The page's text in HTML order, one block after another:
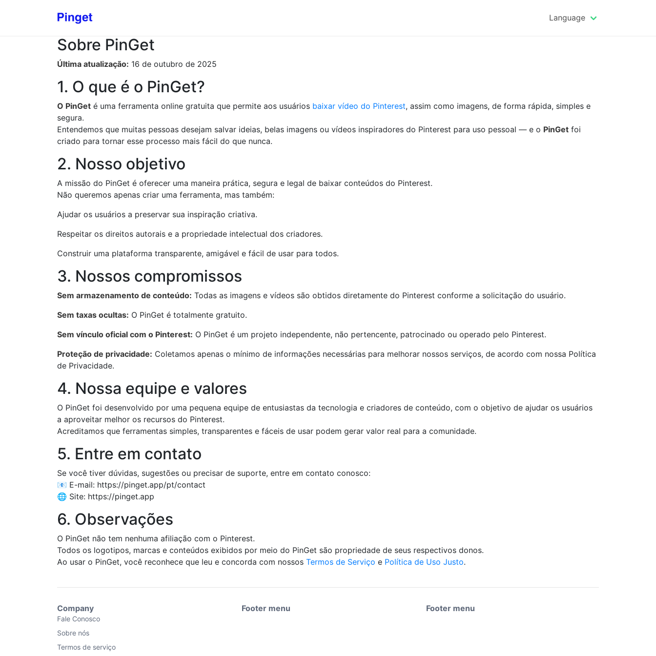
Language
Sobre PinGet
Última atualização: 16 de outubro de 2025
1. O que é o PinGet?
O PinGet é uma ferramenta online gratuita que permite aos usuários baixar vídeo do Pinterest, assim como imagens, de forma rápida, simples e
segura.
Entendemos que muitas pessoas desejam salvar ideias, belas imagens ou vídeos inspiradores do Pinterest para uso pessoal — e o PinGet foi
criado para tornar esse processo mais fácil do que nunca.
2. Nosso objetivo
A missão do PinGet é oferecer uma maneira prática, segura e legal de baixar conteúdos do Pinterest.
Não queremos apenas criar uma ferramenta, mas também:
Ajudar os usuários a preservar sua inspiração criativa.
Respeitar os direitos autorais e a propriedade intelectual dos criadores.
Construir uma plataforma transparente, amigável e fácil de usar para todos.
3. Nossos compromissos
Sem armazenamento de conteúdo: Todas as imagens e vídeos são obtidos diretamente do Pinterest conforme a solicitação do usuário.
Sem taxas ocultas: O PinGet é totalmente gratuito.
Sem vínculo oficial com o Pinterest: O PinGet é um projeto independente, não pertencente, patrocinado ou operado pelo Pinterest.
Proteção de privacidade: Coletamos apenas o mínimo de informações necessárias para melhorar nossos serviços, de acordo com nossa Política
de Privacidade.
4. Nossa equipe e valores
O PinGet foi desenvolvido por uma pequena equipe de entusiastas da tecnologia e criadores de conteúdo, com o objetivo de ajudar os usuários
a aproveitar melhor os recursos do Pinterest.
Acreditamos que ferramentas simples, transparentes e fáceis de usar podem gerar valor real para a comunidade.
5. Entre em contato
Se você tiver dúvidas, sugestões ou precisar de suporte, entre em contato conosco:
📧 E-mail: https://pinget.app/pt/contact
🌐 Site: https://pinget.app
6. Observações
O PinGet não tem nenhuma afiliação com o Pinterest.
Todos os logotipos, marcas e conteúdos exibidos por meio do PinGet são propriedade de seus respectivos donos.
Ao usar o PinGet, você reconhece que leu e concorda com nossos Termos de Serviço e Política de Uso Justo.
Company
Fale Conosco
Sobre nós
Termos de serviço
Footer menu Footer menu